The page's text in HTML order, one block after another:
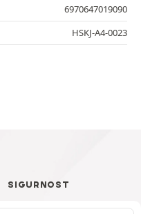
6970647019090
HSKJ-A4-0023
SIGURNOST